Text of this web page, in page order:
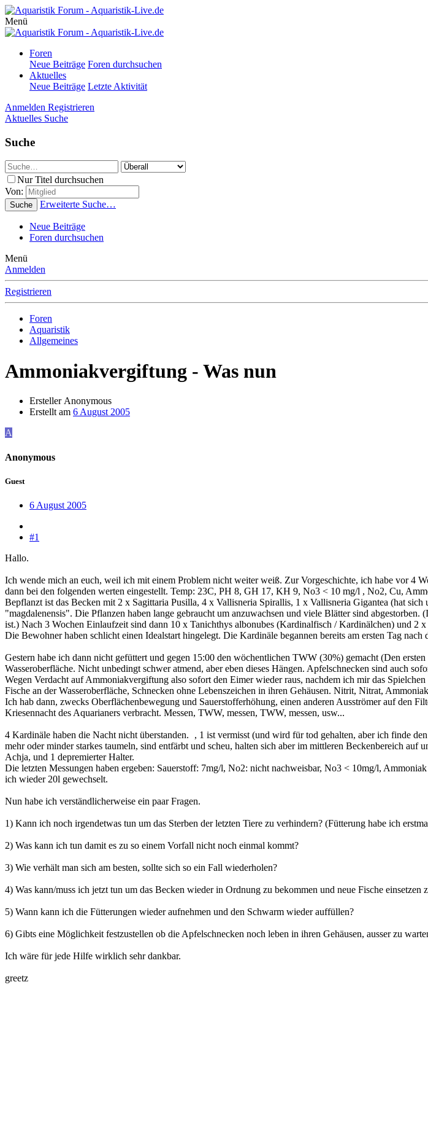
Menü
Foren
Neue Beiträge Foren durchsuchen
Aktuelles
Neue Beiträge Letzte Aktivität
Anmelden Registrieren
Aktuelles Suche
Suche
Nur Titel durchsuchen
Von:
Suche Erweiterte Suche…
Neue Beiträge
Foren durchsuchen
Menü
Anmelden
Registrieren
Foren
Aquaristik
Allgemeines
Ammoniakvergiftung - Was nun
Ersteller Anonymous
Erstellt am 6 August 2005
A
Anonymous
Guest
6 August 2005
#1
Hallo.
Ich wende mich an euch, weil ich mit einem Problem nicht weiter weiß. Zur Vorgeschichte, ich habe vor 4
dann bei den folgenden werten eingestellt. Temp: 23C, PH 8, GH 17, KH 9, No3 < 10 mg/l , No2, Cu,
Bepflanzt ist das Becken mit 2 x Sagittaria Pusilla, 4 x Vallisneria Spirallis, 1 x Vallisneria Gigantea (hat
"magdalenensis". Die Pflanzen haben lange gebraucht um anzuwachsen und viele Blätter sind
ist.) Nach 3 Wochen Einlaufzeit sind dann 10 x Tanichthys albonubes (Kardinalfisch / Kardinälchen) und 2
Die Bewohner haben schlicht einen Idealstart hingelegt. Die Kardinäle begannen bereits am ersten Tag
Gestern habe ich dann nicht gefüttert und gegen 15:00 den wöchentlichen TWW (30%) gemacht (Den
Wasseroberfläche. Nicht unbedingt schwer atmend, aber eben dieses Hängen. Apfelschnecken sind auch
Wegen Verdacht auf Ammoniakvergiftung also sofort den Eimer wieder raus, nachdem ich mir das
Fische an der Wasseroberfläche, Schnecken ohne Lebenszeichen in ihren Gehäusen. Nitrit, Nitrat,
Ich hab dann, zwecks Oberflächenbewegung und Sauerstofferhöhung, einen anderen Ausströmer auf den
Kriesennacht des Aquarianers verbracht. Messen, TWW, messen, TWW, messen, usw...
4 Kardinäle haben die Nacht nicht überstanden.
, 1 ist vermisst (und wird für tod gehalten, aber ich finde
mehr oder minder starkes taumeln, sind entfärbt und scheu, halten sich aber im mittleren Beckenbereich
Achja, und 1 depremierter Halter.
Die letzten Messungen haben ergeben: Sauerstoff: 7mg/l, No2: nicht nachweisbar, No3 < 10mg/l,
ich wieder 20l gewechselt.
Nun habe ich verständlicherweise ein paar Fragen.
1) Kann ich noch irgendetwas tun um das Sterben der letzten Tiere zu verhindern? (Fütterung habe ich
2) Was kann ich tun damit es zu so einem Vorfall nicht noch einmal kommt?
3) Wie verhält man sich am besten, sollte sich so ein Fall wiederholen?
4) Was kann/muss ich jetzt tun um das Becken wieder in Ordnung zu bekommen und neue Fische einsetzen
5) Wann kann ich die Fütterungen wieder aufnehmen und den Schwarm wieder auffüllen?
6) Gibts eine Möglichkeit festzustellen ob die Apfelschnecken noch leben in ihren Gehäusen, ausser zu
Ich wäre für jede Hilfe wirklich sehr dankbar.
greetz